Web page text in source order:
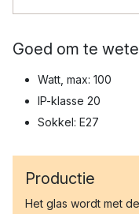
Goed om te
Watt, max: 100
IP-klasse 20
Sokkel: E27
Productie
Het glas wordt met